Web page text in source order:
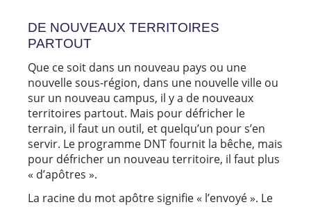
DE NOUVEAUX TERRITOIRES
PARTOUT
Que ce soit dans un nouveau pays ou une
nouvelle sous-région, dans une nouvelle ville ou
sur un nouveau campus, il y a de nouveaux
territoires partout. Mais pour défricher le
terrain, il faut un outil, et quelqu’un pour s’en
servir. Le programme DNT fournit la bêche, mais
pour défricher un nouveau territoire, il faut plus
« d’apôtres ».
La racine du mot apôtre signifie « l’envoyé ». Le